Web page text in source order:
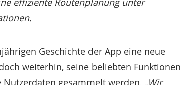
Geschichte der App eine neue
weiterhin, seine beliebten Funktionen
gesammelt werden. „Wir